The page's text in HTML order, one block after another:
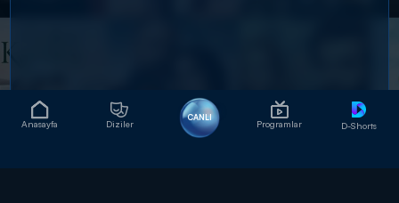
Anasayfa Diziler
CANLI
Programlar D-Shorts